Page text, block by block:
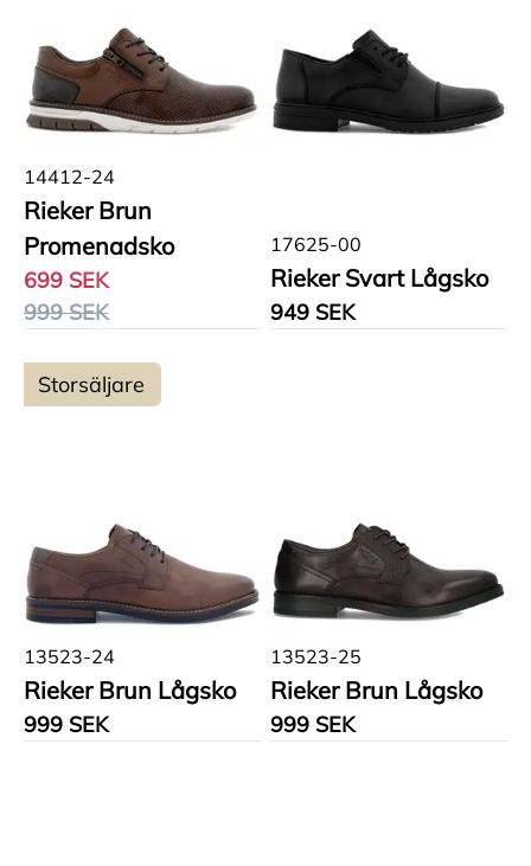
14412-24
Rieker Brun
Promenadsko
699 SEK
999 SEK
17625-00
Rieker Svart Lågsko
949 SEK
Storsäljare
13523-24
Rieker Brun Lågsko
999 SEK
13523-25
Rieker Brun Lågsko
999 SEK